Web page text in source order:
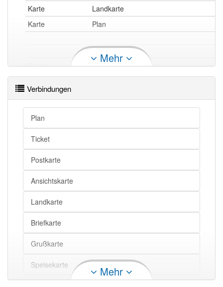
Karte
Landkarte
Karte
Plan
Karte
Briefkarte
Karte
Korrespondenzkarte
Karte
Fahrschein
Karte
Karte
Karte
Voucher
Karte
Fahrkarte
Karte
Karte
Eintrittskarte
Karte
Ansichtspostkarte
Mehr
Verbindungen
Plan
Ticket
Postkarte
Ansichtskarte
Landkarte
Briefkarte
Grußkarte
Speisekarte Mehr